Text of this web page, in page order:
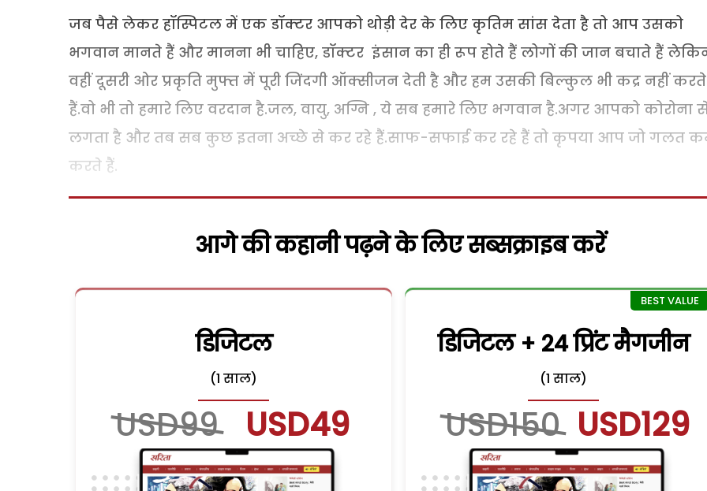
जब पैसे लेकर हॉस्पिटल में एक डॉक्टर आपको थोड़ी देर के लिए कृतिम सांस देता है तो आप उसको
भगवान मानते हैं और मानना भी चाहिए, डॉक्टर इंसान का ही रूप होते हैं लोगों की जान बचाते हैं
वहीं दूसरी ओर प्रकृति मुफ्त में पूरी जिंदगी ऑक्सीजन देती है और हम उसकी बिल्कुल भी कद्र नहीं करते
हैं.वो भी तो हमारे लिए वरदान है.जल, वायु, अग्नि , ये सब हमारे लिए भगवान है.अगर आपको कोरोना
लगता है और तब सब कुछ इतना अच्छे से कर रहे हैं.साफ-सफाई कर रहे हैं तो कृपया आप जो गलत
करते हैं.
आगे की कहानी पढ़ने के लिए सब्सक्राइब करें
डिजिटल
(1 साल)
USD99 USD49
डिजिटल + 24 प्रिंट मैगजीन
(1 साल)
USD150 USD129